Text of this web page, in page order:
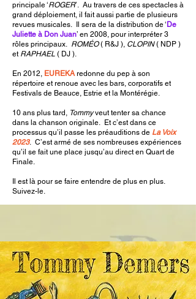
principale ‘ROGER’. Au travers de ces spectacles à
grand déploiement, il fait aussi partie de plusieurs
revues musicales. Il sera de la distribution de ‘ De
Juliette à Don Juan’ en 2008, pour interpréter 3
rôles principaux. ROMÉO( R&J ), CLOPIN( NDP )
et RAPHAEL ( DJ ).
En 2012, EUREKAredonne du pep à son
répertoire et renoue avec les bars, corporatifs et
Festivals de Beauce, Estrie et la Montérégie.
10 ans plus tard, Tommyveut tenter sa chance
dans la chanson originale. Et c’est dans ce
processus qu’il passe les préauditions de La Voix
2023. C’est armé de ses nombreuses expériences
qu’il se fait une place jusqu’au direct en Quart de
Finale.
Il est là pour se faire entendre de plus en plus.
Suivez-le.